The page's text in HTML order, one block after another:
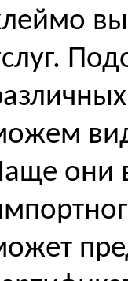
они